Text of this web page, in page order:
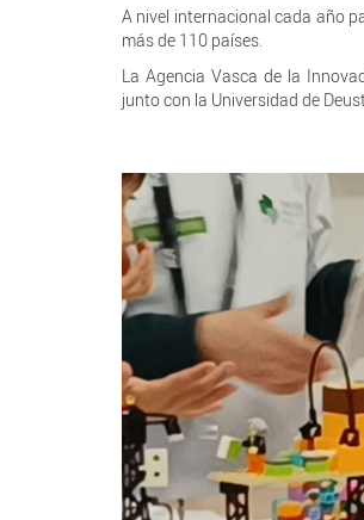
A nivel internacional cada año
más de 110 países.
La Agencia Vasca de la
junto con la Universidad de